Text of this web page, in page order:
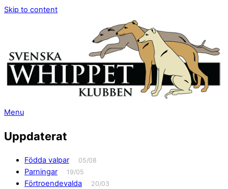
Skip to content
Menu
Uppdaterat
Födda valpar 05/08
Parningar 19/05
Förtroendevalda 20/03